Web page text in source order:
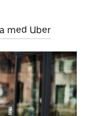
med Uber